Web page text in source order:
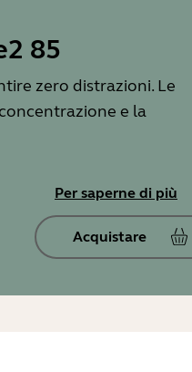
85
zero distrazioni. Le
e la
Per saperne di più
Acquistare